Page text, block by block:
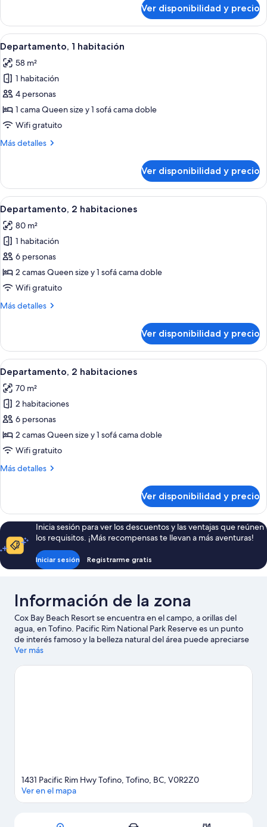
2
habitaciones
Ver disponibilidad y precio
Ver
todas
las
fotos
de
Departamento,
1
Una sala de estar moderna con un
12
Departamento, 1 habitación
58 m²
1 habitación
4 personas
1 cama Queen size y 1 sofá cama doble
Wifi gratuito
Más detalles
Más
1
habitación
Ver disponibilidad y precio
Ver
todas
las
fotos
de
Departamento,
2
Un dormitorio con cama, mesita de
13
Departamento, 2 habitaciones
80 m²
1 habitación
6 personas
2 camas Queen size y 1 sofá cama doble
Wifi gratuito
Más detalles
Más
2
habitaciones
Ver disponibilidad y precio
Ver
todas
las
fotos
de
Departamento,
2
Un dormitorio con cabecera de
10
Departamento, 2 habitaciones
70 m²
2 habitaciones
6 personas
2 camas Queen size y 1 sofá cama doble
Wifi gratuito
Más detalles
Más
2
habitaciones
Ver disponibilidad y precio
Inicia sesión para ver los descuentos y las ventajas que reúnen
los requisitos. ¡Más recompensas te llevan a más aventuras!
Iniciar sesión Registrarme gratis
Información de la zona
Cox Bay Beach Resort se encuentra en el campo, a orillas del
agua, en Tofino. Pacific Rim National Park Reserve es un punto
de interés famoso y la belleza natural del área puede apreciarse
en Playa Cox Bay y Chesterman Beach. También vale la pena
Gardens. En la zona puedes practicar actividades como kayak, o
Ver más
Mapa
1431 Pacific Rim Hwy Tofino, Tofino, BC, V0R2Z0
Ver en el mapa